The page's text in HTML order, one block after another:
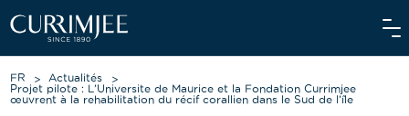
FR
Actualités
Projet pilote : L’Universite de Maurice et la Fondation Currimjee
œuvrent à la rehabilitation du récif corallien dans le Sud de l’île